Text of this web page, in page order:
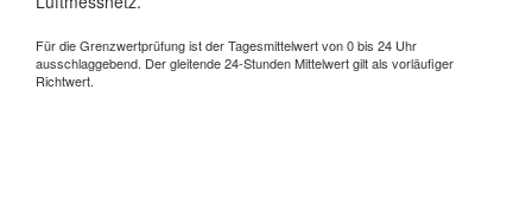
Für die Grenzwertprüfung ist der Tagesmittelwert von 0 bis 24 Uhr
ausschlaggebend. Der gleitende 24-Stunden Mittelwert gilt als vorläufiger
Richtwert.